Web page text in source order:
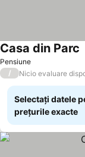
Pensiune
Casa din Parc
/ Nicio evaluare
Selectați datele
prețurile exacte